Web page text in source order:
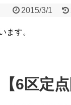
2015/3/1
ます。
6区定点